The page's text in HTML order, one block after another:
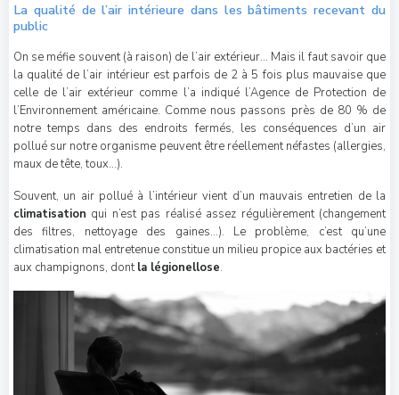
La qualité de l’air intérieure dans les bâtiments recevant du
public
On se méfie souvent (à raison) de l’air extérieur… Mais il faut savoir que
la qualité de l’air intérieur est parfois de 2 à 5 fois plus mauvaise que
celle de l’air extérieur comme l’a indiqué l’Agence de Protection de
l’Environnement américaine. Comme nous passons près de 80 % de
notre temps dans des endroits fermés, les conséquences d’un air
pollué sur notre organisme peuvent être réellement néfastes (allergies,
maux de tête, toux…).
Souvent, un air pollué à l’intérieur vient d’un mauvais entretien de la
climatisation qui n’est pas réalisé assez régulièrement (changement
des filtres, nettoyage des gaines…). Le problème, c’est qu’une
climatisation mal entretenue constitue un milieu propice aux bactéries et
aux champignons, dontla légionellose.